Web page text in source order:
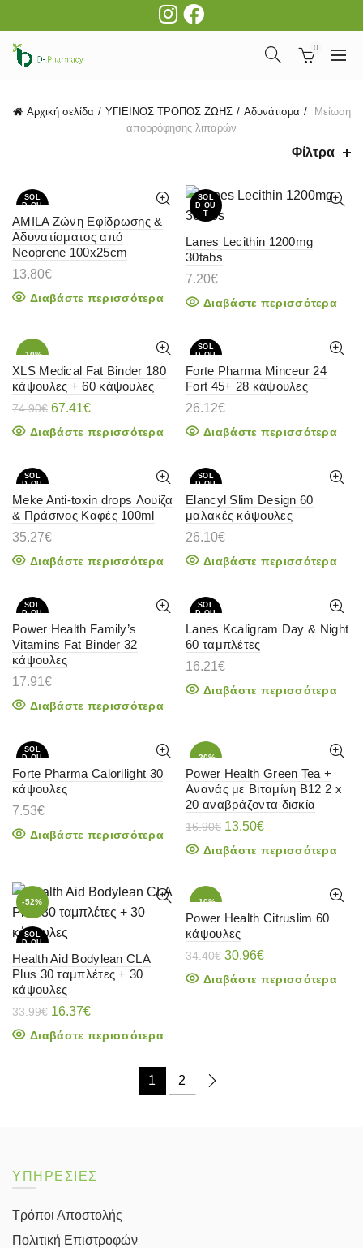
0
Αρχική σελίδα ΥΓΙΕΙΝΟΣ ΤΡΟΠΟΣ ΖΩΗΣ Αδυνάτισμα
Μείωση
απορρόφησης λιπαρών
Φίλτρα
SOL
D OU
AMILA Ζώνη Εφίδρωσης &
Αδυνατίσματος από
Neoprene 100x25cm
13.80€
Διαβάστε περισσότερα
SOL
D OU
T
Lanes Lecithin 1200mg
30tabs
7.20€
Διαβάστε περισσότερα
-10%
SOL
D OU
T
XLS Medical Fat Binder 180
κάψουλες + 60 κάψουλες
74.90€ Original
was:
67.41€Η
τιμή
Διαβάστε περισσότερα
SOL
D OU
Forte Pharma Minceur 24
Fort 45+ 28 κάψουλες
26.12€
Διαβάστε περισσότερα
SOL
D OU
Meke Anti-toxin drops Λουίζα
& Πράσινος Καφές 100ml
35.27€
Διαβάστε περισσότερα
SOL
D OU
Elancyl Slim Design 60
μαλακές κάψουλες
26.10€
Διαβάστε περισσότερα
SOL
D OU
Power Health Family’s
Vitamins Fat Binder 32
κάψουλες
17.91 €
Διαβάστε περισσότερα
SOL
D OU
Lanes Kcaligram Day & Night
60 ταμπλέτες
16.21 €
Διαβάστε περισσότερα
SOL
D OU
Forte Pharma Calorilight 30
κάψουλες
7.53€
Διαβάστε περισσότερα
-20%
SOL
D OU
T
Power Health Green Tea +
Ανανάς με Βιταμίνη B12 2 x
20 αναβράζοντα δισκία
16.90€ Original
was:
13.50€Η
τιμή
Διαβάστε περισσότερα
-52%
SOL
D OU
Health Aid Bodylean CLA
Plus 30 ταμπλέτες + 30
κάψουλες
33.99€ Original
was:
16.37€Η
τιμή
Διαβάστε περισσότερα
-10%
SOL
D OU
T
Power Health Citruslim 60
κάψουλες
34.40€ Original
was:
30.96€Η
τιμή
Διαβάστε περισσότερα
1 2
ΥΠΗΡΕΣΙΕΣ
Τρόποι Αποστολής
Πολιτική Επιστροφών